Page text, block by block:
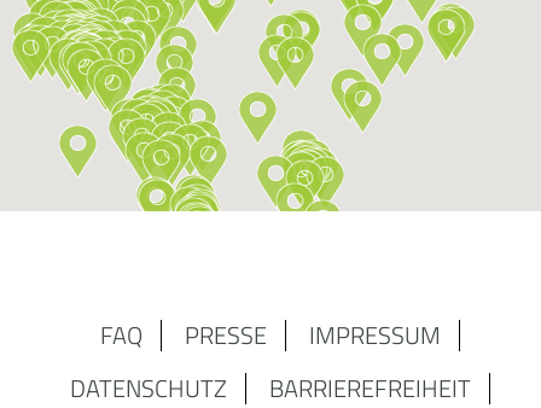
FAQ PRESSE
IMPRESSUM
DATENSCHUTZ
BARRIEREFREIHEIT